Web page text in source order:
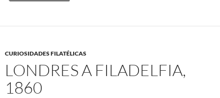
CURIOSIDADES FILATÉLICAS
LONDRES A FILADELFIA,
1860